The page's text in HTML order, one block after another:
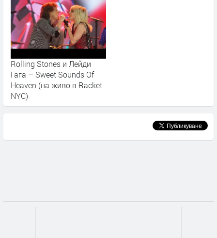
Rolling Stones и Лейди
Гага – Sweet Sounds Of
Heaven (на живо в Racket
NYC)